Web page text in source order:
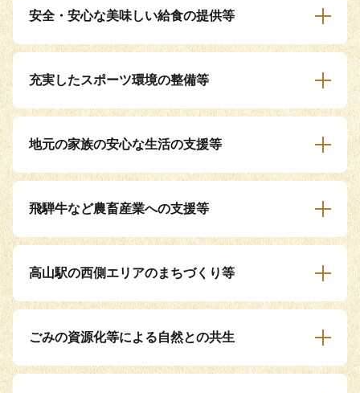
安全・安心な美味しい給食の提供等
充実したスポーツ環境の整備等
地元の家族の安心な生活の支援等
飛騨牛など農畜産業への支援等
高山駅の西側エリアのまちづくり等
ごみの資源化等による自然との共生